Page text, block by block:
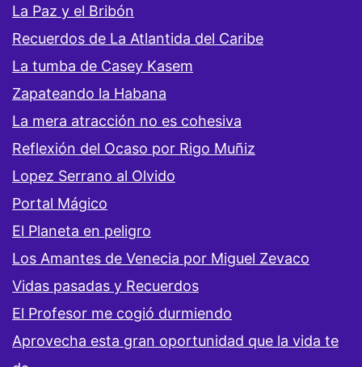
La Paz y el Bribón
Recuerdos de La Atlantida del Caribe
La tumba de Casey Kasem
Zapateando la Habana
La mera atracción no es cohesiva
Reflexión del Ocaso por Rigo Muñiz
Lopez Serrano al Olvido
Portal Mágico
El Planeta en peligro
Los Amantes de Venecia por Miguel Zevaco
Vidas pasadas y Recuerdos
El Profesor me cogió durmiendo
Aprovecha esta gran oportunidad que la vida te